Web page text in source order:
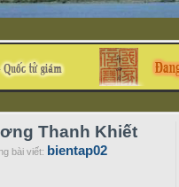
Thanh Khiết
bài viết: bientap02